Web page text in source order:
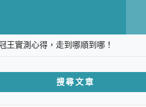
王實測心得，走到哪順到哪！
Solo 3 2.5K高畫質戶外攝影機 開箱 評
搜尋文章